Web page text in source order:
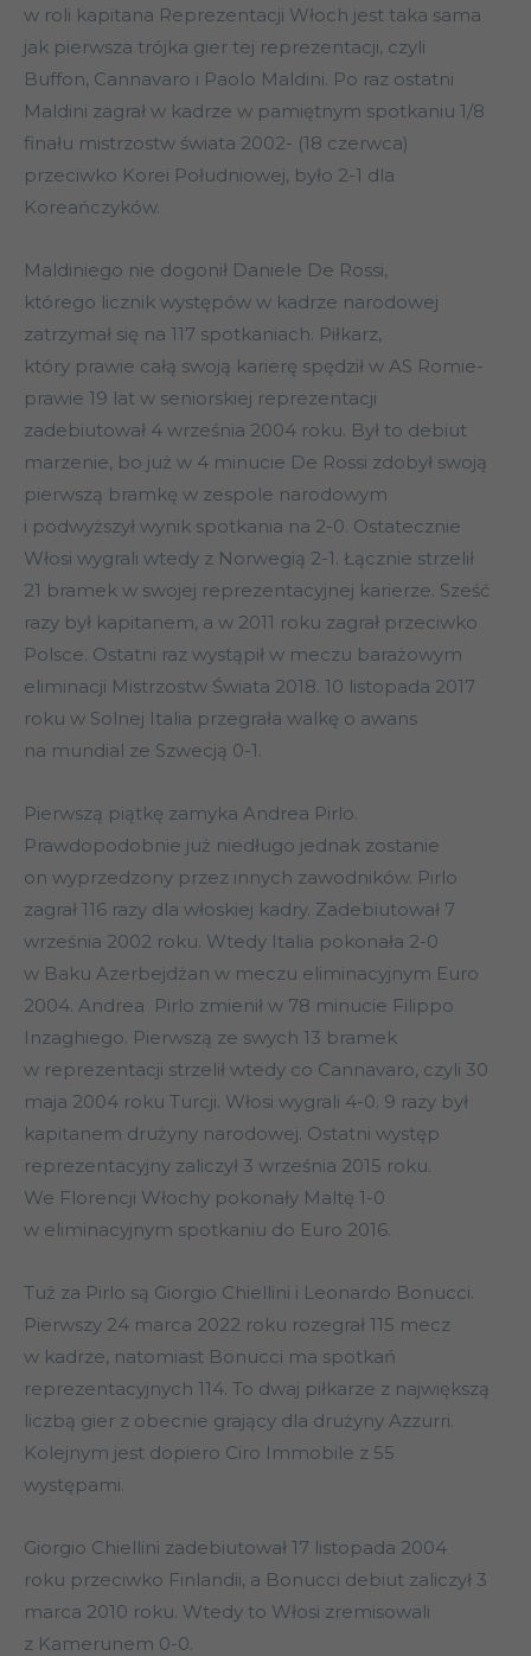
w roli kapitana Reprezentacji Włoch jest taka sama
jak pierwsza trójka gier tej reprezentacji, czyli
Buffon, Cannavaro i Paolo Maldini. Po raz ostatni
Maldini zagrał w kadrze w pamiętnym spotkaniu 1/8
finału mistrzostw świata 2002- (18 czerwca)
przeciwko Korei Południowej, było 2-1 dla
Koreańczyków.
Maldiniego nie dogonił Daniele De Rossi,
którego licznik występów w kadrze narodowej
zatrzymał się na 117 spotkaniach. Piłkarz,
który prawie całą swoją karierę spędził w AS Romie-
prawie 19 lat w seniorskiej reprezentacji
zadebiutował 4 września 2004 roku. Był to debiut
marzenie, bo już w 4 minucie De Rossi zdobył swoją
pierwszą bramkę w zespole narodowym
i podwyższył wynik spotkania na 2-0. Ostatecznie
Włosi wygrali wtedy z Norwegią 2-1. Łącznie strzelił
21 bramek w swojej reprezentacyjnej karierze. Sześć
razy był kapitanem, a w 2011 roku zagrał przeciwko
Polsce. Ostatni raz wystąpił w meczu barażowym
eliminacji Mistrzostw Świata 2018. 10 listopada 2017
roku w Solnej Italia przegrała walkę o awans
na mundial ze Szwecją 0-1.
Pierwszą piątkę zamyka Andrea Pirlo.
Prawdopodobnie już niedługo jednak zostanie
on wyprzedzony przez innych zawodników. Pirlo
zagrał 116 razy dla włoskiej kadry. Zadebiutował 7
września 2002 roku. Wtedy Italia pokonała 2-0
w Baku Azerbejdżan w meczu eliminacyjnym Euro
2004. Andrea Pirlo zmienił w 78 minucie Filippo
Inzaghiego. Pierwszą ze swych 13 bramek
w reprezentacji strzelił wtedy co Cannavaro, czyli 30
maja 2004 roku Turcji. Włosi wygrali 4-0. 9 razy był
kapitanem drużyny narodowej. Ostatni występ
reprezentacyjny zaliczył 3 września 2015 roku.
We Florencji Włochy pokonały Maltę 1-0
w eliminacyjnym spotkaniu do Euro 2016.
Tuż za Pirlo są Giorgio Chiellini i Leonardo Bonucci.
Pierwszy 24 marca 2022 roku rozegrał 115 mecz
w kadrze, natomiast Bonucci ma spotkań
reprezentacyjnych 114. To dwaj piłkarze z największą
liczbą gier z obecnie grający dla drużyny Azzurri.
Kolejnym jest dopiero Ciro Immobile z 55
występami.
Giorgio Chiellini zadebiutował 17 listopada 2004
roku przeciwko Finlandii, a Bonucci debiut zaliczył 3
marca 2010 roku. Wtedy to Włosi zremisowali
z Kamerunem 0-0.